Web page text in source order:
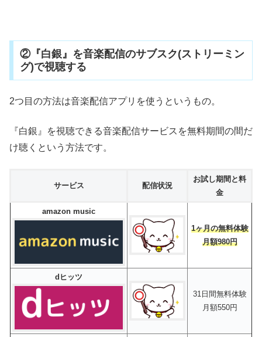
②『白銀』を音楽配信のサブスク(ストリーミン
グ)で視聴する
2つ目の方法は音楽配信アプリを使うというもの。
『白銀』を視聴できる音楽配信サービスを無料期間の間だ
け聴くという方法です。
サービス 配信状況
お試し期間と料
金
amazon music
1ヶ月の無料体験
月額980円
dヒッツ
31日間無料体験
月額550円